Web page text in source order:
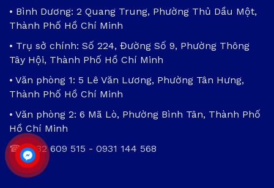
• Bình Dương: 2 Quang Trung, Phường Thủ Dầu Một,
Thành Phố Hồ Chí Minh
• Trụ sở chính: Số 224, Đường Số 9, Phường Thông
Tây Hội, Thành Phố Hồ Chí Minh
• Văn phòng 1: 5 Lê Văn Lương, Phường Tân Hưng,
Thành Phố Hồ Chí Minh
• Văn phòng 2: 6 Mã Lò, Phường Bình Tân, Thành Phố
Hồ Chí Minh
☎0932 609 515 - 0931 144 568